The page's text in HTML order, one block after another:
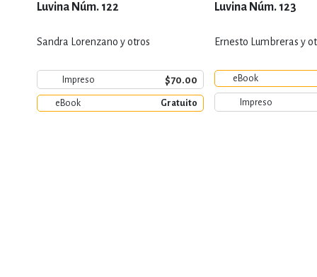
Luvina Núm. 122
Sandra Lorenzano y otros
Impreso $70.00
eBook Gratuito
Luvina Núm. 123
Ernesto Lumbreras y
eBook
Impreso